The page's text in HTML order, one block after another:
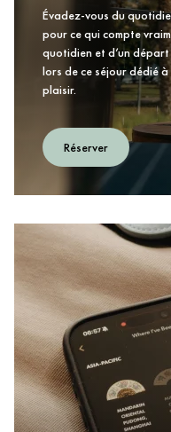
Évadez-vous du
pour ce qui compte
quotidien et d’un
lors de ce séjour dédié
plaisir.
Réserver